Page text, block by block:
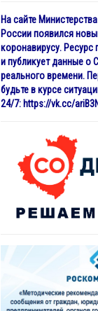
На сайте
России появился
коронавирусу. Ресурс
и публикует данные о
реального времени.
будьте в курсе
24/7: https://vk.cc/ariB3N